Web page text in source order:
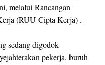
melalui Rancangan
(RUU Cipta Kerja) .
sedang digodok
pekerja, buruh